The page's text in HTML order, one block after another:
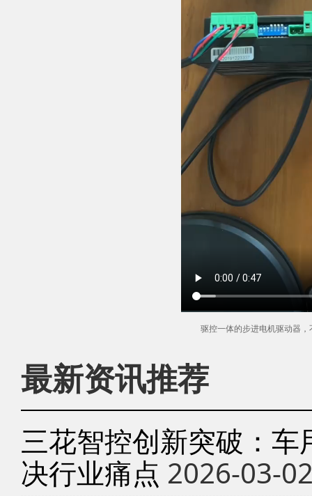
驱控一体的步进电机驱动器
最新资讯推荐
三花智控创新突破：
决行业痛点 2026-03-